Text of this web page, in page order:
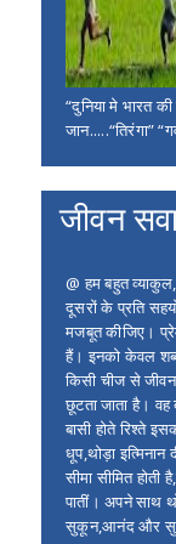
“दुनिया मे भारत
जान.....“तिरंगा”
जीवन
@ हम बहुत
दूसरों के प्रति
मजबूत कीजिए।
हैं। इनको केवल
किसी चीज से
छूटता जाता है। वह
बासी होते रिश्ते
धूप,थोड़ा
सीमा सीमित होती
पातीं। अपने साथ
सुकून,आनंद और